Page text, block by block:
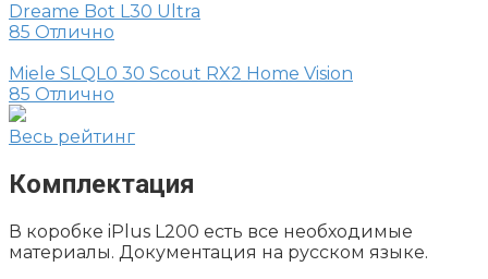
Dreame Bot L30 Ultra
85 Отлично
Miele SLQL0 30 Scout RX2 Home Vision
85 Отлично
Весь рейтинг
Комплектация
В коробке iPlus L200 есть все необходимые
материалы. Документация на русском языке.